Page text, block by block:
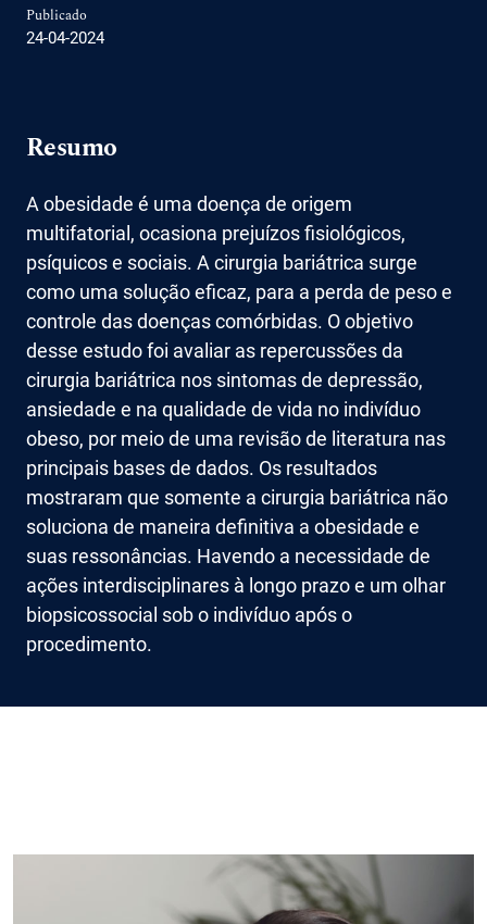
Publicado
24-04-2024
Resumo
A obesidade é uma doença de origem
multifatorial, ocasiona prejuízos fisiológicos,
psíquicos e sociais. A cirurgia bariátrica surge
como uma solução eficaz, para a perda de peso e
controle das doenças comórbidas. O objetivo
desse estudo foi avaliar as repercussões da
cirurgia bariátrica nos sintomas de depressão,
ansiedade e na qualidade de vida no indivíduo
obeso, por meio de uma revisão de literatura nas
principais bases de dados. Os resultados
mostraram que somente a cirurgia bariátrica não
soluciona de maneira definitiva a obesidade e
suas ressonâncias. Havendo a necessidade de
ações interdisciplinares à longo prazo e um olhar
biopsicossocial sob o indivíduo após o
procedimento.
Imagem de capa